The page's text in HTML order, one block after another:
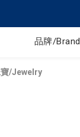
品牌/Brand
/Jewelry